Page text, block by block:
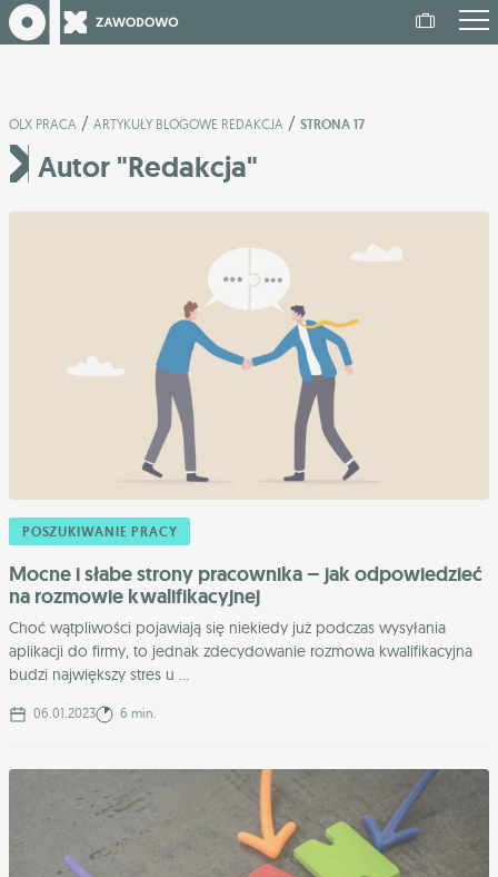
OLX PRACA / ARTYKUŁY BLOGOWE REDAKCJA / STRONA 17
Autor "Redakcja"
POSZUKIWANIE PRACY
Mocne i słabe strony pracownika – jak odpowiedzieć
na rozmowie kwalifikacyjnej
Choć wątpliwości pojawiają się niekiedy już podczas wysyłania
aplikacji do firmy, to jednak zdecydowanie rozmowa kwalifikacyjna
budzi największy stres u ...
06.01.2023 6 min.